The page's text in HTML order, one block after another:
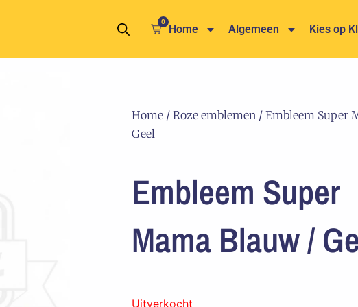
0
Winkelwagen
Home Algemeen Kies op
Home / Roze emblemen / Embleem Super
Geel
Embleem Super
Mama Blauw /
Uitverkocht